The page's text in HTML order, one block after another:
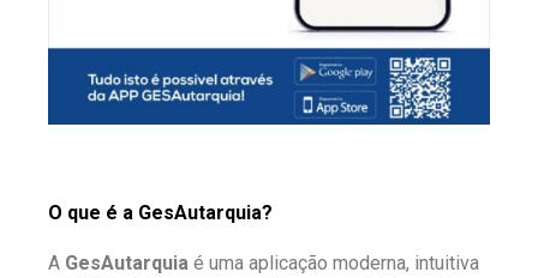
O que é a GesAutarquia?
A GesAutarquia é uma aplicação moderna, intuitiva